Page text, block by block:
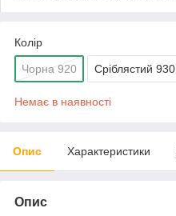
Колір
Чорна 920 Сріблястий 930
Немає в наявності
Опис Характеристики
Опис